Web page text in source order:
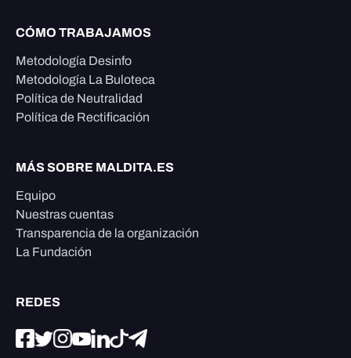
CÓMO TRABAJAMOS
Metodología Desinfo
Metodología La Buloteca
Política de Neutralidad
Política de Rectificación
MÁS SOBRE MALDITA.ES
Equipo
Nuestras cuentas
Transparencia de la organización
La Fundación
REDES